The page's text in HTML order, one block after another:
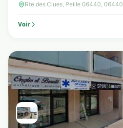
Rte des Clues, Peille 06440, 06440
Voir